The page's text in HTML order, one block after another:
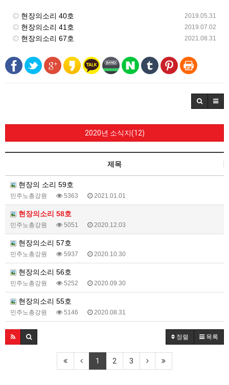
2019.05.31
현장의소리 40호
2019.07.02
현장의소리 41호
2021.08.31
현장의소리 67호
2020년 소식지(12)
제목
현장의 소리 59호
민주노총강원 5363 2021.01.01
현장의소리 58호
민주노총강원 5051 2020.12.03
현장의소리 57호
민주노총강원 5937 2020.10.30
현장의소리 56호
민주노총강원 5252 2020.09.30
현장의소리 55호
민주노총강원 5146 2020.08.31
정렬 목록
1 2 3